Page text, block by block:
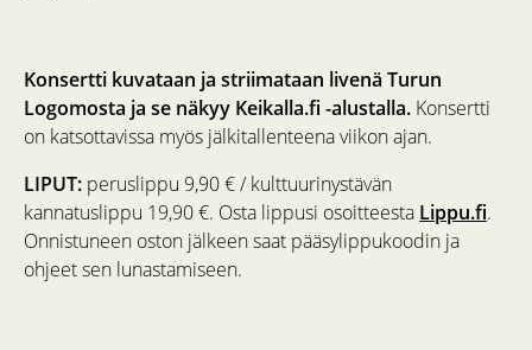
Konsertti kuvataan ja striimataan livenä Turun
Logomosta ja se näkyy Keikalla.fi -alustalla. Konsertti
on katsottavissa myös jälkitallenteena viikon ajan.
LIPUT: peruslippu 9,90 € / kulttuurinystävän
kannatuslippu 19,90 €. Osta lippusi osoitteesta Lippu.fi.
Onnistuneen oston jälkeen saat pääsylippukoodin ja
ohjeet sen lunastamiseen.